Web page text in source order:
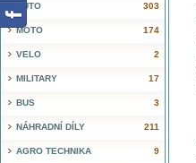
303
AUTO
174
MOTO
2
VELO
17
MILITARY
3
BUS
211
NÁHRADNÍ DÍLY
9
AGRO TECHNIKA